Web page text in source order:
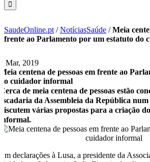
SaudeOnline.pt /NotíciasSaúde /Meia
frente ao Parlamento por um estatuto do
8 Mar, 2019
Meia centena de pessoas em frente ao
do cuidador informal
Cerca de meia centena de pessoas estão
escadaria da Assembleia da República num
discutem várias propostas para a criação
informal.
Em declarações à Lusa, a presidente da